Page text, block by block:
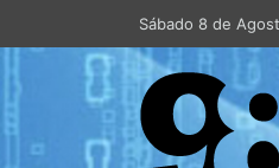
Sábado 8 de